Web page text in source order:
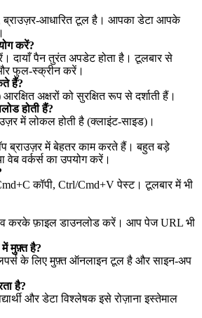
टूल है। आपका डेटा आपके
करें?
दायाँ पैन तुरंत अपडेट होता है। टूलबार से
फुल‑स्क्रीन करें।
हैं?
अक्षरों को सुरक्षित रूप से दर्शाती हैं।
होती हैं?
में लोकल होती है (क्लाइंट‑साइड)।
ब्राउज़र में बेहतर काम करते हैं। बहुत बड़े
वेब वर्कर्स का उपयोग करें।
कॉपी, Ctrl/Cmd+V पेस्ट। टूलबार में भी
सेव करके फ़ाइल डाउनलोड करें। आप पेज URL भी
मुफ़्त है?
के लिए मुफ़्त ऑनलाइन टूल है और साइन‑अप
है?
और डेटा विश्लेषक इसे रोज़ाना इस्तेमाल